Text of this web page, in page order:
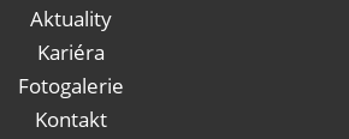
Aktuality
Kariéra
Fotogalerie
Kontakt